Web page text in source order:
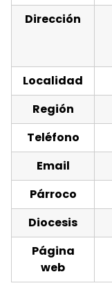
Dirección
Localidad
Región
Teléfono
Email
Párroco
Diocesis
Página
web